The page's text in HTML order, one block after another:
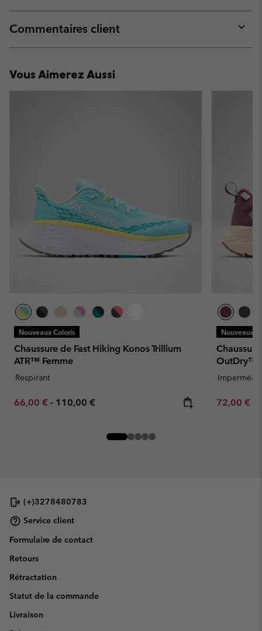
or
Commentaires client
or
Vous Aimerez Aussi
Nouveaux Coloris
Chaussure de Fast Hiking Konos Trillium
ATR™ Femme
Respirant
Minimum sale price:
66,00 € - Maximum price:
110,00 €
Nouveaux
OutDry™
Minimum
72,00 €
(+)3278480783
Service client
Formulaire de contact
Retours
Rétractation
Statut de la commande
Livraison